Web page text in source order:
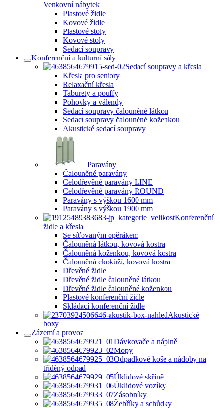
Venkovní nábytek
Plastové židle
Kovové židle
Plastové stoly
Kovové stoly
Sedací soupravy
Konferenční a kulturní sály
Sedací soupravy a křesla
Křesla pro seniory
Relaxační křesla
Taburety a pouffy
Pohovky a válendy
Sedací soupravy čalouněné látkou
Sedací soupravy čalouněné koženkou
Akustické sedací soupravy
Paravány
Čalouněné paravány
Celodřevěné paravány LINE
Celodřevěné paravány ROUND
Paravány s výškou 1600 mm
Paravány s výškou 1900 mm
Konferenční
židle a křesla
Se síťovaným opěrákem
Čalouněná látkou, kovová kostra
Čalouněná koženkou, kovová kostra
Čalouněná ekokůží, kovová kostra
Dřevěné židle
Dřevěné židle čalouněné látkou
Dřevěné židle čalouněné koženkou
Plastové konferenční židle
Skládací konferenční židle
Akustické
boxy
Zázemí a provoz
Dávkovače a náplně
Mopy
Odpadkové koše a nádoby na
tříděný odpad
Úklidové skříně
Úklidové vozíky
Zásobníky
Žebříky a schůdky